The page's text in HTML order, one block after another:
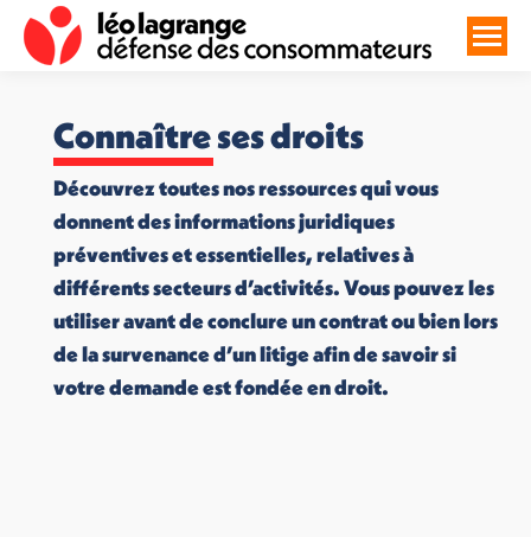
Connaître ses droits
Découvrez toutes nos ressources qui vous
donnent des informations juridiques
préventives et essentielles, relatives à
différents secteurs d’activités. Vous pouvez les
utiliser avant de conclure un contrat ou bien lors
de la survenance d’un litige afin de savoir si
votre demande est fondée en droit.